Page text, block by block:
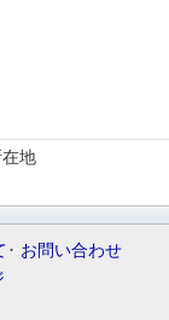
地
お問い合わせ